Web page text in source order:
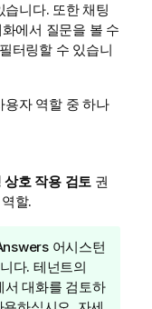
니다. 또한 채팅
에서 질문을 볼 수
터링할 수 있습니
용자 역할 중 하나
상호 작용 검토 권
할.
어시스턴
다. 테넌트의
서 대화를 검토하